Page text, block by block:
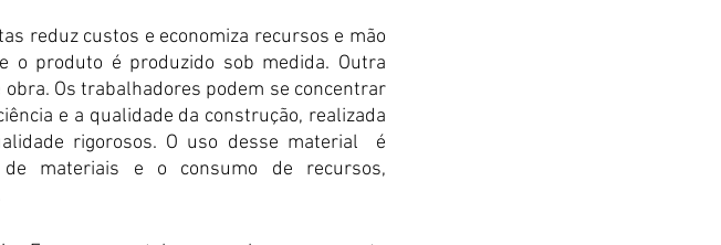
reduz custos e economiza recursos e mão
o produto é produzido sob medida. Outra
Os trabalhadores podem se concentrar
e a qualidade da construção, realizada
rigorosos. O uso desse material  é
materiais e o consumo de recursos,